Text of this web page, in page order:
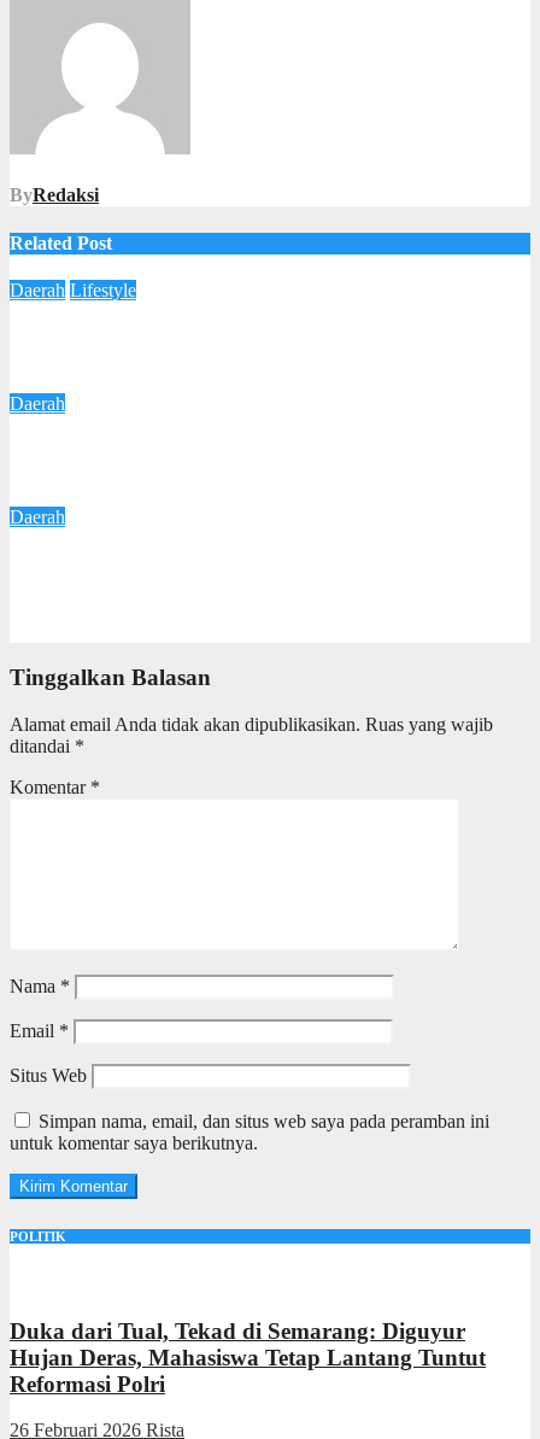
ByRedaksi
Related Post
Daerah Lifestyle
Daerah
Daerah
Tinggalkan Balasan
Alamat email Anda tidak akan dipublikasikan. Ruas yang wajib
ditandai *
Komentar *
Nama *
Email *
Situs Web
Simpan nama, email, dan situs web saya pada peramban ini
untuk komentar saya berikutnya.
POLITIK
Duka dari Tual, Tekad di Semarang: Diguyur
Hujan Deras, Mahasiswa Tetap Lantang Tuntut
Reformasi Polri
26 Februari 2026 Rista